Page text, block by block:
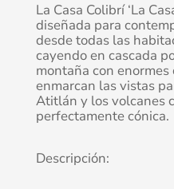
La Casa Colibrí ‘La
diseñada para
desde todas las
cayendo en cascada
montaña con
enmarcan las vistas
Atitlán y los volcanes
perfectamente cónica.
Descripción: